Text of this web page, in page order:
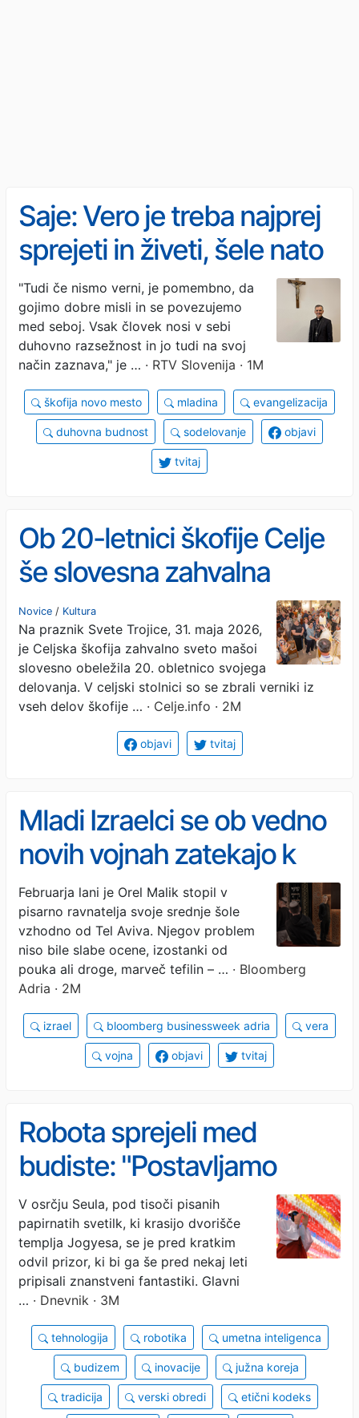
Saje: Vero je treba najprej
sprejeti in živeti, šele nato
jo razumemo, mi pa bi radi
ravno obratno
"Tudi če nismo verni, je pomembno, da
gojimo dobre misli in se povezujemo
med seboj. Vsak človek nosi v sebi
duhovno razsežnost in jo tudi na svoj
način zaznava," je … · RTV Slovenija · 1M
škofija novo mesto mladina evangelizacija
duhovna budnost sodelovanje objavi
tvitaj
Ob 20-letnici škofije Celje
še slovesna zahvalna
maša
Novice / Kultura
Na praznik Svete Trojice, 31. maja 2026,
je Celjska škofija zahvalno sveto mašoi
slovesno obeležila 20. obletnico svojega
delovanja. V celjski stolnici so se zbrali verniki iz
vseh delov škofije … · Celje.info · 2M
objavi tvitaj
Mladi Izraelci se ob vedno
novih vojnah zatekajo k
veri
Februarja lani je Orel Malik stopil v
pisarno ravnatelja svoje srednje šole
vzhodno od Tel Aviva. Njegov problem
niso bile slabe ocene, izostanki od
pouka ali droge, marveč tefilin – … · Bloomberg
Adria · 2M
izrael bloomberg businessweek adria vera
vojna objavi tvitaj
Robota sprejeli med
budiste: "Postavljamo
temelje za sobivanje"
V osrčju Seula, pod tisoči pisanih
papirnatih svetilk, ki krasijo dvorišče
templja Jogyesa, se je pred kratkim
odvil prizor, ki bi ga še pred nekaj leti
pripisali znanstveni fantastiki. Glavni
… · Dnevnik · 3M
tehnologija robotika umetna inteligenca
budizem inovacije južna koreja
tradicija verski obredi etični kodeks